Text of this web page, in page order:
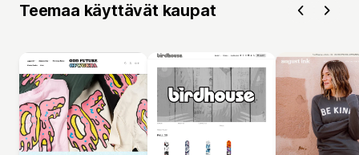
Teemaa käyttävät kaupat